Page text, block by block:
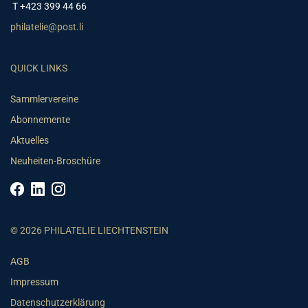
T +423 399 44 66
philatelie@post.li
QUICK LINKS
Sammlervereine
Abonnemente
Aktuelles
Neuheiten-Broschüre
© 2026 PHILATELIE LIECHTENSTEIN
AGB
Impressum
Datenschutzerklärung